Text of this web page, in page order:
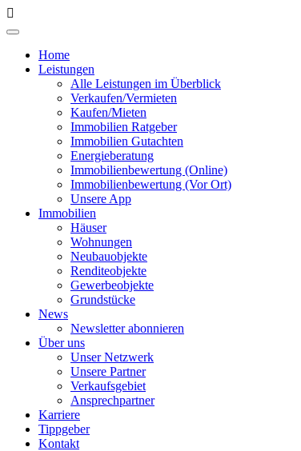
Home
Leistungen
Alle Leistungen im Überblick
Verkaufen/Vermieten
Kaufen/Mieten
Immobilien Ratgeber
Immobilien Gutachten
Energieberatung
Immobilienbewertung (Online)
Immobilienbewertung (Vor Ort)
Unsere App
Immobilien
Häuser
Wohnungen
Neubauobjekte
Renditeobjekte
Gewerbeobjekte
Grundstücke
News
Newsletter abonnieren
Über uns
Unser Netzwerk
Unsere Partner
Verkaufsgebiet
Ansprechpartner
Karriere
Tippgeber
Kontakt